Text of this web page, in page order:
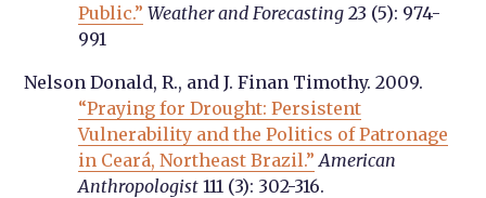
Public.” Weather and Forecasting 23 (5): 974-
991
Nelson Donald, R., and J. Finan Timothy. 2009.
“Praying for Drought: Persistent
Vulnerability and the Politics of Patronage
in Ceará, Northeast Brazil.” American
Anthropologist 111 (3): 302-316.